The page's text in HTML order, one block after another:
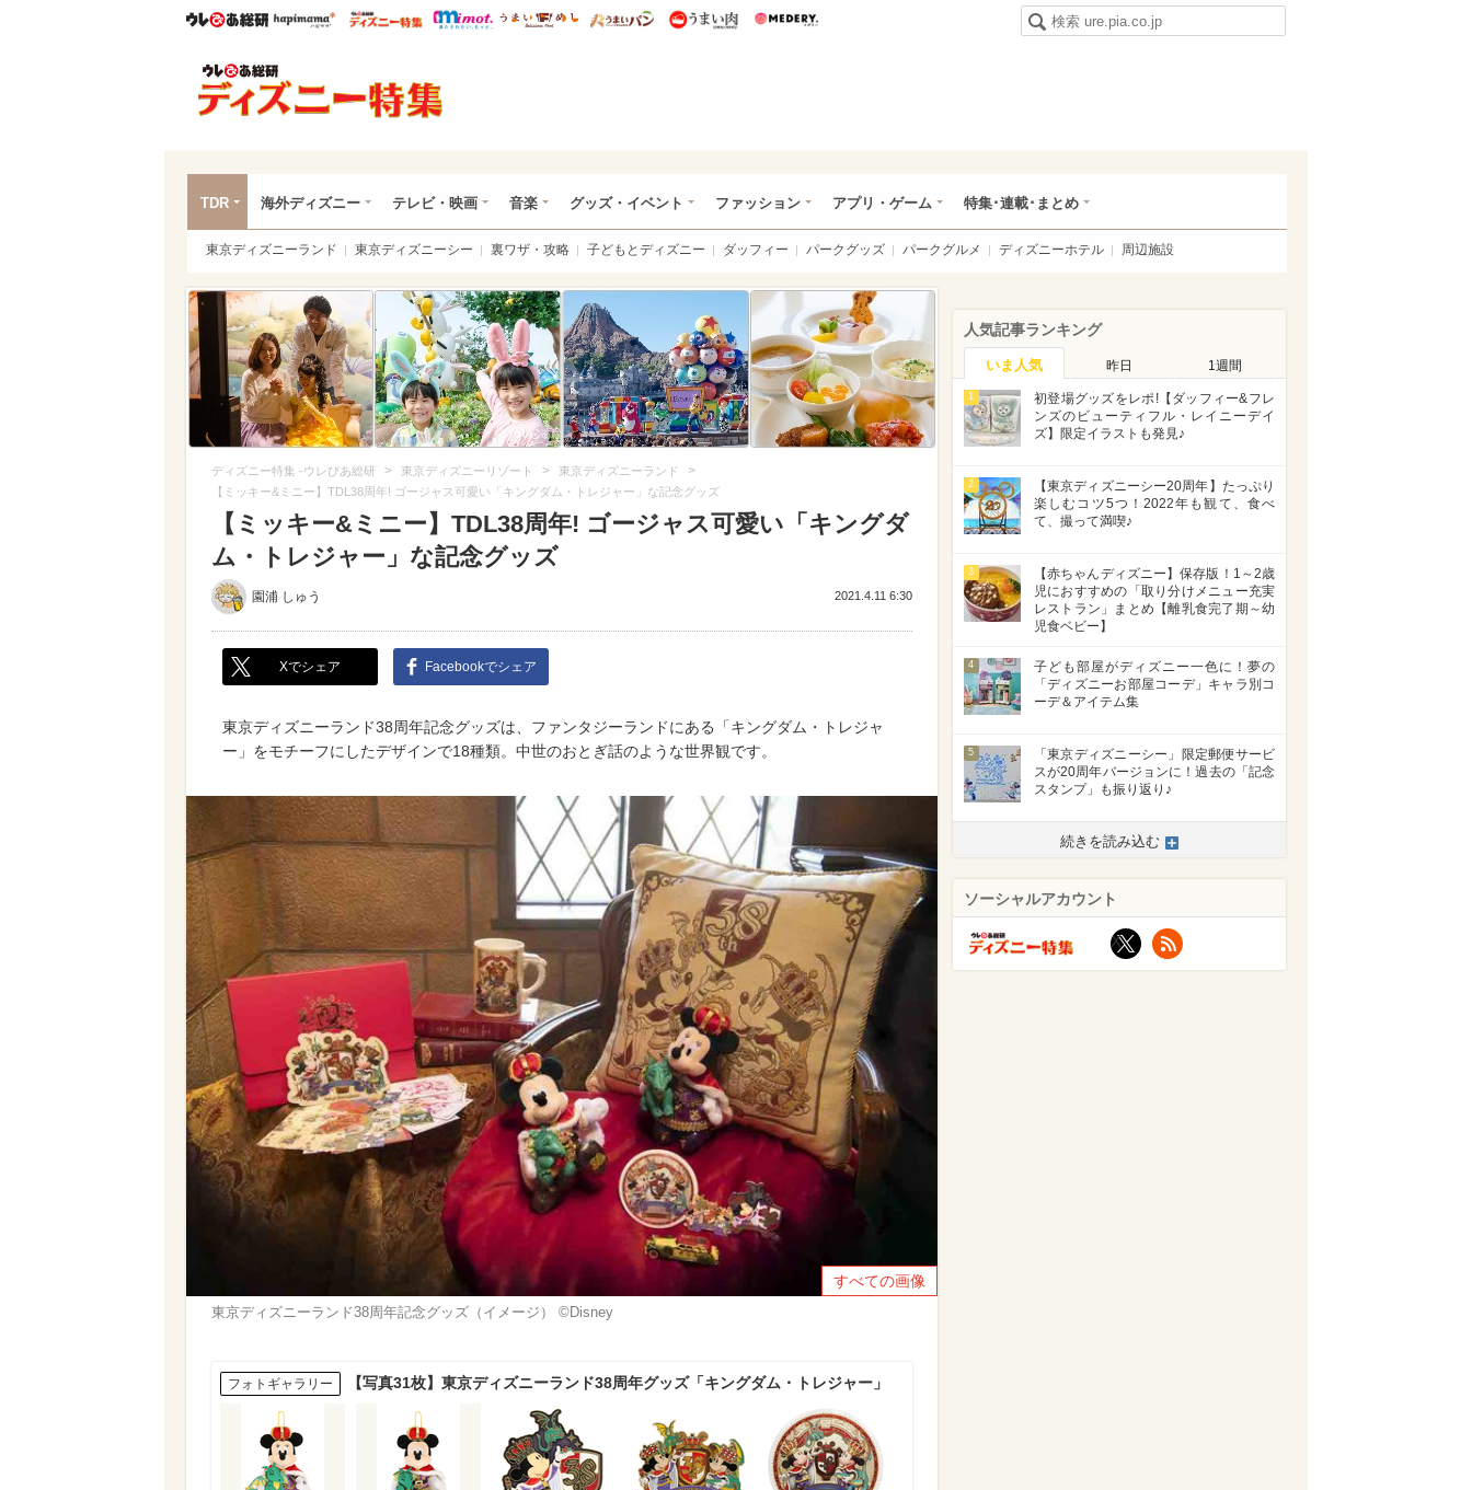
ウレぴあ総研ハピママ* ウレぴあ総研 ディズニー特集
mimot. うまいめし うまいパン うまい肉
TDR 海外ディズニー テレビ・映画 音楽 グッズ・イベント ファッション アプリ・ゲーム 特集･連載･まとめ
東京ディズニーランド 東京ディズニーシー 裏ワザ・攻略 子どもとディズニー ダッフィー パークグッズ パークグルメ ディズニーホテル 周辺施設
ディズニー特集 -ウレぴあ総研 > 東京ディズニーリゾート > 東京ディズニーランド >
【ミッキー&ミニー】TDL38周年! ゴージャス可愛い「キングダム・トレジャー」な記念グッズ
【ミッキー&ミニー】TDL38周年! ゴージャス可愛い「キングダ
ム・トレジャー」な記念グッズ
園浦 しゅう 2021.4.11 6:30
Xでシェア Facebookでシェア
東京ディズニーランド38周年記念グッズは、ファンタジーランドにある「キングダム・トレジャ
ー」をモチーフにしたデザインで18種類。中世のおとぎ話のような世界観です。
すべての画像
東京ディズニーランド38周年記念グッズ（イメージ） ©Disney
フォトギャラリー 【写真31枚】東京ディズニーランド38周年グッズ「キングダム・トレジャー」
人気記事ランキング
いま人気 昨日 1週間
1
初登場グッズをレポ!【ダッフィー&フレ
ンズのビューティフル・レイニーデイ
ズ】限定イラストも発見♪
2
【東京ディズニーシー20周年】たっぷり
楽しむコツ5つ！2022年も観て、食べ
て、撮って満喫♪
3
【赤ちゃんディズニー】保存版！1～2歳
児におすすめの「取り分けメニュー充実
レストラン」まとめ【離乳食完了期～幼
児食ベビー】
4
子ども部屋がディズニー一色に！夢の
「ディズニーお部屋コーデ」キャラ別コ
ーデ＆アイテム集
5
「東京ディズニーシー」限定郵便サービ
スが20周年バージョンに！過去の「記念
スタンプ」も振り返り♪
続きを読み込む
ソーシャルアカウント
X